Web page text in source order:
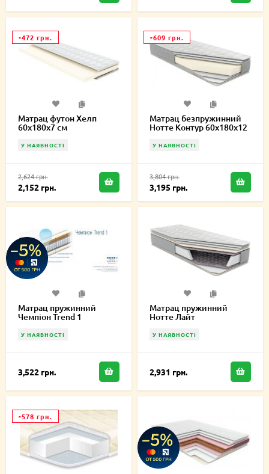
-472 грн.
Матрац футон Хелп
60х180х7 см
У НАЯВНОСТІ
2,624 грн.
2,152 грн.
-609 грн.
Матрац безпружинний
Нотте Контур 60х180х12
У НАЯВНОСТІ
3,804 грн.
3,195 грн.
Матрац пружинний
Чемпіон Trend 1
У НАЯВНОСТІ
3,522 грн.
Матрац пружинний
Нотте Лайт
60х180х16,5 см
У НАЯВНОСТІ
2,931 грн.
-578 грн.